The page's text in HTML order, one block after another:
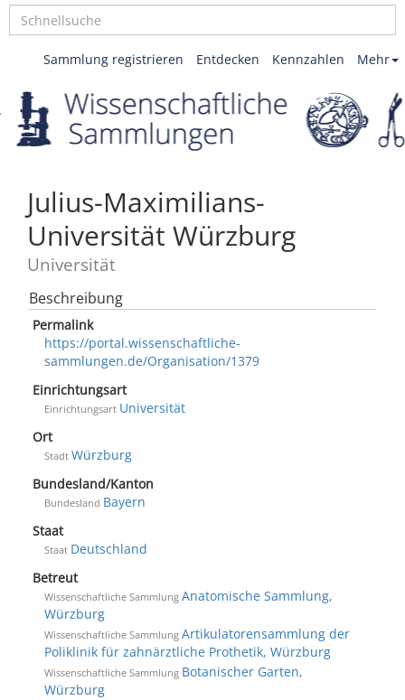
Mehr
Kennzahlen
Entdecken
Sammlung registrieren
Julius-Maximilians-
Universität Würzburg
Universität
Beschreibung
Permalink
https://portal.wissenschaftliche-
sammlungen.de/Organisation/1379
Einrichtungsart
Einrichtungsart Universität
Ort
Stadt Würzburg
Bundesland/Kanton
Bundesland Bayern
Staat
Staat Deutschland
Betreut
Wissenschaftliche Sammlung Anatomische Sammlung,
Würzburg
Wissenschaftliche Sammlung Artikulatorensammlung der
Poliklinik für zahnärztliche Prothetik, Würzburg
Wissenschaftliche Sammlung Botanischer Garten,
Würzburg